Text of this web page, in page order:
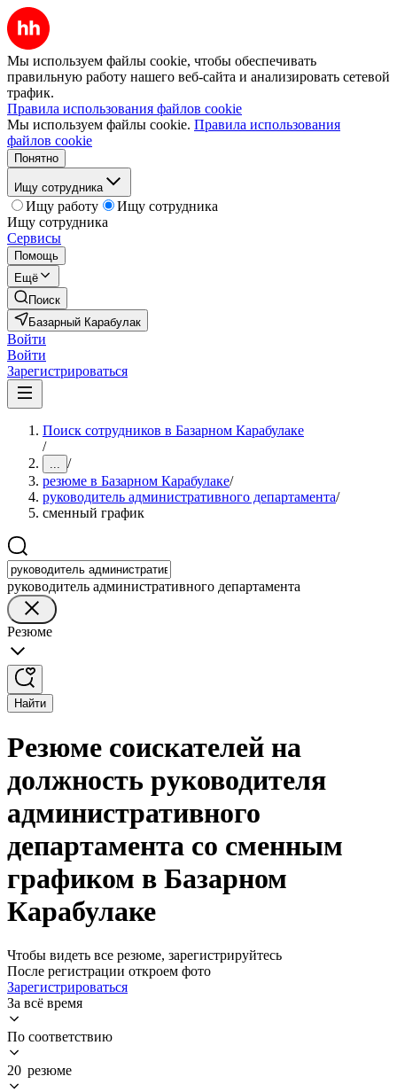
Мы используем файлы cookie, чтобы обеспечивать
правильную работу нашего веб-сайта и анализировать сетевой
трафик.
Правила использования файлов cookie
Мы используем файлы cookie. Правила использования
файлов cookie
Понятно
Ищу сотрудника
Ищу работу
Ищу сотрудника
Ищу сотрудника
Сервисы
Помощь
Ещё
Поиск
Базарный Карабулак
Войти
Войти
Зарегистрироваться
Поиск сотрудников в Базарном Карабулаке
/
... /
резюме в Базарном Карабулаке/
руководитель административного департамента/
сменный график
руководитель административного департамента
Резюме
Найти
Резюме соискателей на
должность руководителя
административного
департамента со сменным
графиком в Базарном
Карабулаке
Чтобы видеть все резюме, зарегистрируйтесь
После регистрации откроем фото
Зарегистрироваться
За всё время
По соответствию
20 резюме